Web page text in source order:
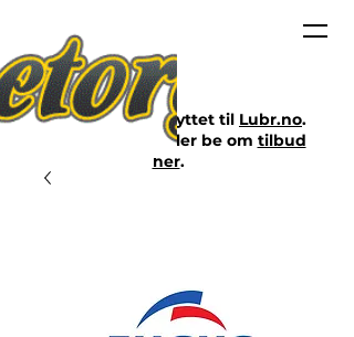
Nettbutikken er flyttet til Lubr.no.
Klikk på lenken eller be om tilbud
her.